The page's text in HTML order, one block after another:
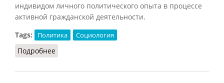
индивидом личного политического опыта в процессе
активной гражданской деятельности.
Tags:
Политика Социология
Подробнее